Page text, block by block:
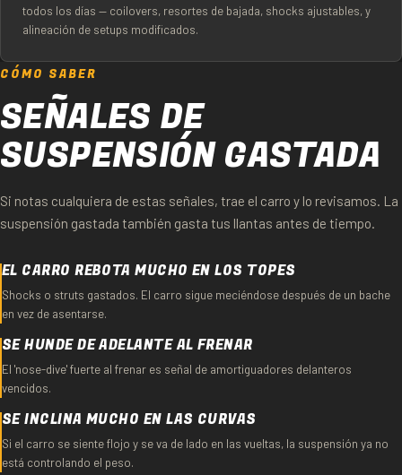
todos los días — coilovers, resortes de bajada, shocks ajustables, y
alineación de setups modificados.
CÓMO SABER
SEÑALES DE
SUSPENSIÓN GASTADA
Si notas cualquiera de estas señales, trae el carro y lo revisamos. La
suspensión gastada también gasta tus llantas antes de tiempo.
EL CARRO REBOTA MUCHO EN LOS TOPES
Shocks o struts gastados. El carro sigue meciéndose después de un bache
en vez de asentarse.
SE HUNDE DE ADELANTE AL FRENAR
El 'nose-dive' fuerte al frenar es señal de amortiguadores delanteros
vencidos.
SE INCLINA MUCHO EN LAS CURVAS
Si el carro se siente flojo y se va de lado en las vueltas, la suspensión ya no
está controlando el peso.